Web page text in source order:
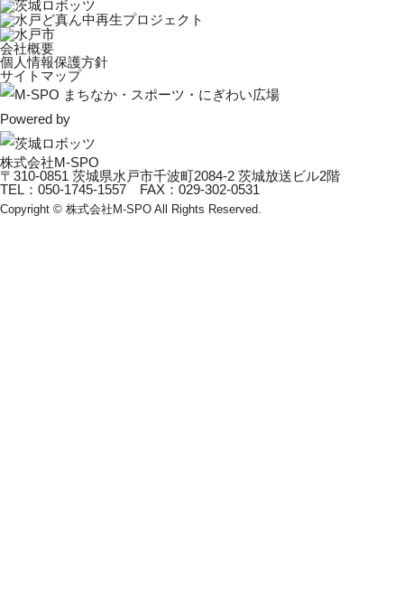
会社概要
個人情報保護方針
サイトマップ
Powered by
株式会社M-SPO
〒310-0851 茨城県水戸市千波町2084-2 茨城放送ビル2階
TEL：050-1745-1557 FAX：029-302-0531
Copyright © 株式会社M-SPO All Rights Reserved.